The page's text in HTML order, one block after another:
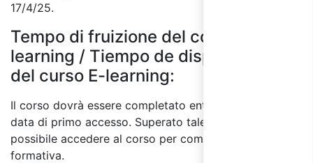
17/4/25.
Tempo di fruizione del corso E-
learning / Tiempo de disponibilidad
del curso E-learning:
Il corso dovrà essere completato entro 60 giorni dalla
data di primo accesso. Superato tale termine, non sarà
possibile accedere al corso per completare l'attività
formativa.